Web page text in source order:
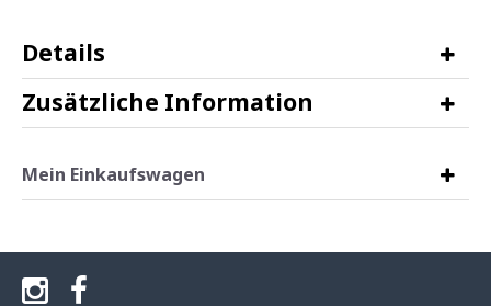
Details
Zusätzliche Information
Mein Einkaufswagen